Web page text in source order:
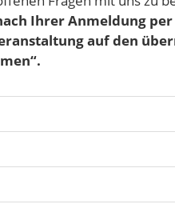
Ihrer Anmeldung per
auf den